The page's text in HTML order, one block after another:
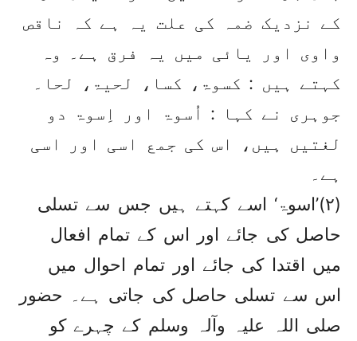
کے نزدیک ضمہ کی علت یہ ہے کہ ناقص
واوی اور یائی میں یہ فرق ہے۔ وہ
کہتے ہیں : کسوۃ، کسا، لحیۃ، لحا۔
جوہری نے کہا : اُسوۃ اور اِسوۃ دو
لغتیں ہیں، اس کی جمع اسی اور اسی
ہے۔
(۲)’اسوۃ‘ اسے کہتے ہیں جس سے تسلی
حاصل کی جائے اور اس کے تمام افعال
میں اقتدا کی جائے اور تمام احوال میں
اس سے تسلی حاصل کی جاتی ہے۔ حضور
صلی اللہ علیہ وآلہ وسلم کے چہرے کو